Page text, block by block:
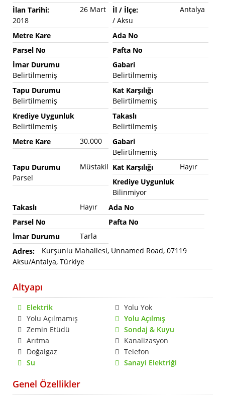
İlan Tarihi:
26 Mart
2018
İl / İlçe:
Antalya
/ Aksu
Metre Kare
Ada No
Parsel No
Pafta No
İmar Durumu
Belirtilmemiş
Gabari
Belirtilmemiş
Tapu Durumu
Belirtilmemiş
Kat Karşılığı
Belirtilmemiş
Krediye Uygunluk
Belirtilmemiş
Takaslı
Belirtilmemiş
Metre Kare
30.000
Gabari
Belirtilmemiş
Tapu Durumu
Müstakil
Parsel
Kat Karşılığı
Hayır
Krediye Uygunluk
Bilinmiyor
Takaslı
Hayır
Ada No
Parsel No
Pafta No
İmar Durumu
Tarla
Adres:
Kurşunlu Mahallesi, Unnamed Road, 07119
Aksu/Antalya, Türkiye
Altyapı
Elektrik
Yolu Yok
Yolu Açılmamış
Yolu Açılmış
Zemin Etüdü
Sondaj & Kuyu
Arıtma
Kanalizasyon
Doğalgaz
Telefon
Su
Sanayi Elektriği
Genel Özellikler